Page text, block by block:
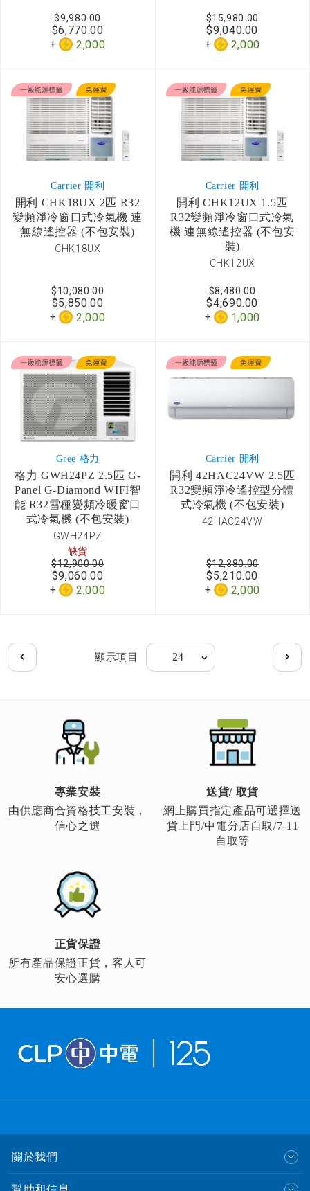
$6,770.00
2,000
$9,980.00
$9,040.00
2,000
$15,980.00
Carrier 開利
開利 CHK18UX 2匹 R32
變頻淨冷窗口式冷氣機 連
無線遙控器 (不包安裝)
CHK18UX
$5,850.00
2,000
$10,080.00
Carrier 開利
開利 CHK12UX 1.5匹
R32變頻淨冷窗口式冷氣
機 連無線遙控器 (不包安
裝)
CHK12UX
$4,690.00
1,000
$8,480.00
Gree 格力
格力 GWH24PZ 2.5匹 G-
Panel G-Diamond WIFI智
能 R32雪種變頻冷暖窗口
式冷氣機 (不包安裝)
GWH24PZ
缺貨
$9,060.00
2,000
$12,900.00
Carrier 開利
開利 42HAC24VW 2.5匹
R32變頻淨冷遙控型分體
式冷氣機 (不包安裝)
42HAC24VW
$5,210.00
2,000
$12,380.00
Page
顯示項目
專業安裝
由供應商合資格技工安裝，
信心之選
送貨/ 取貨
網上購買指定產品可選擇送
貨上門/中電分店自取/7-11
自取等
正貨保證
所有產品保證正貨，客人可
安心選購
關於我們